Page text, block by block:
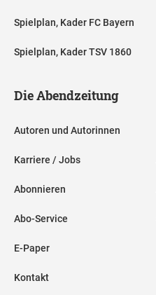
Spielplan, Kader FC Bayern
Spielplan, Kader TSV 1860
Die Abendzeitung
Autoren und Autorinnen
Karriere / Jobs
Abonnieren
Abo-Service
E-Paper
Kontakt